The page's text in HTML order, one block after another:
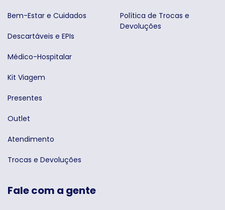
Bem-Estar e Cuidados
Descartáveis e EPIs
Médico-Hospitalar
Kit Viagem
Presentes
Outlet
Atendimento
Trocas e Devoluções
Política de Trocas e
Devoluções
Fale com a gente